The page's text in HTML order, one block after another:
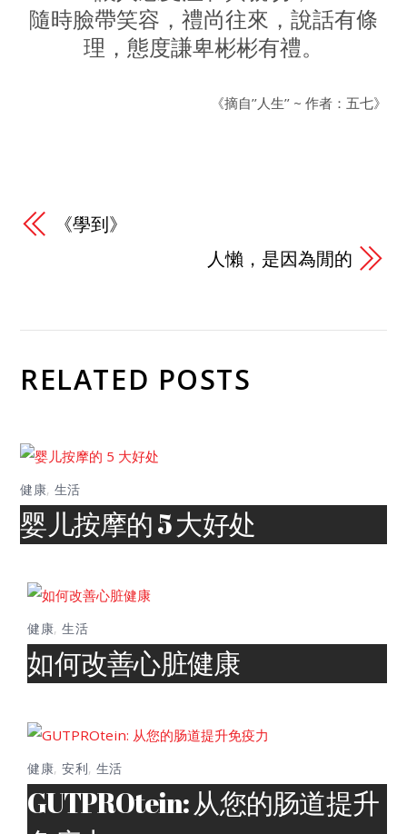
隨時臉帶笑容，禮尚往來，說話有條
理，態度謙卑彬彬有禮。
《摘自’’人生’’ ~ 作者：五七》
《學到》
人懶，是因為閒的
RELATED POSTS
健康,生活
婴儿按摩的 5 大好处
健康,生活
如何改善心脏健康
健康,安利, 生活
GUTPROtein: 从您的肠道提升